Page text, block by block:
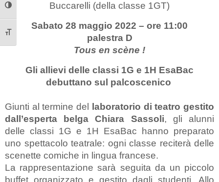
Attiva/disattiva alto contrasto
Attiva/disattiva dimensione testo
Buccarelli (della classe 1GT)
Sabato 28 maggio 2022 – ore 11:00
palestra D
Tous en scène !
Gli allievi delle classi 1G e 1H EsaBac
debuttano sul palcoscenico
Giunti al termine del
laboratorio di teatro gestito
dall’esperta belga Chiara Sassoli, gli alunni
delle classi 1G e 1H EsaBac hanno preparato
uno spettacolo teatrale: ogni classe reciterà delle
scenette comiche in lingua francese.
La rappresentazione sarà seguita da un piccolo
buffet organizzato e gestito dagli studenti. Allo